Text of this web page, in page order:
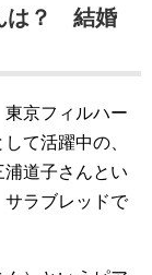
京フィルハー
て活躍中の、
道子さんとい
サラブレッドで